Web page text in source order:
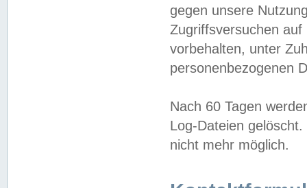
gegen unsere
Zugriffsversuchen
vorbehalten, unter
personenbezogenen
Nach 60 Tagen
Log-Dateien
nicht mehr möglich.